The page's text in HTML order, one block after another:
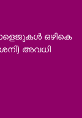
ഒഴികെ